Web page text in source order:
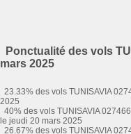
Ponctualité des vols
mars 2025
23.33% des vols TUNISAVIA
2025
40% des vols TUNISAVIA
le jeudi 20 mars 2025
26.67% des vols TUNISAVIA